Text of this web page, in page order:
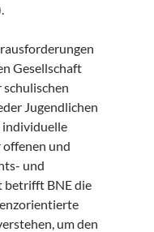
Gesellschaft
Jugendlichen
individuelle
offenen und
und
betrifft BNE die
um den